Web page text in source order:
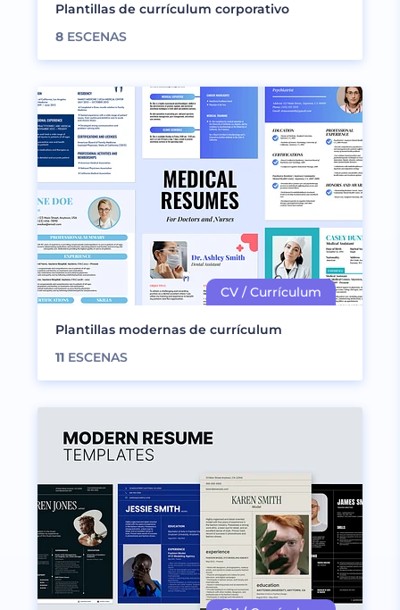
Plantillas de currículum corporativo
8 ESCENAS
Plantillas modernas de currículum
11 ESCENAS